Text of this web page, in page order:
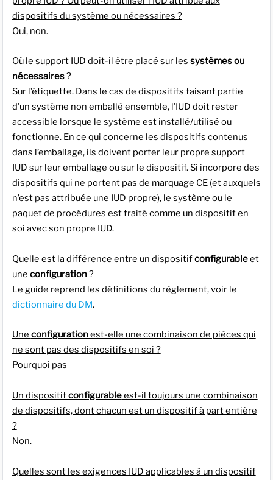
dispositifs du système ou nécessaires ?
Oui, non.
Où le support IUD doit-il être placé sur les systèmes ou
nécessaires?
Sur l’étiquette. Dans le cas de dispositifs faisant partie
d’un système non emballé ensemble, l’IUD doit rester
accessible lorsque le système est installé/utilisé ou
fonctionne. En ce qui concerne les dispositifs contenus
dans l’emballage, ils doivent porter leur propre support
IUD sur leur emballage ou sur le dispositif. Si incorpore des
dispositifs qui ne portent pas de marquage CE (et auxquels
n’est pas attribuée une IUD propre), le système ou le
paquet de procédures est traité comme un dispositif en
soi avec son propre IUD.
Quelle est la différence entre un dispositifconfigurableet
une configuration?
Le guide reprend les définitions du règlement, voir le
dictionnaire du DM.
Une configurationest-elle une combinaison de pièces qui
ne sont pas des dispositifs en soi ?
Pourquoi pas
Un dispositifconfigurableest-il toujours une combinaison
de dispositifs, dont chacun est un dispositif à part entière
?
Non.
Quelles sont les exigences IUD applicables à un dispositif